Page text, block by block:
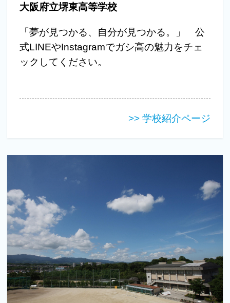
大阪府立堺東高等学校
「夢が見つかる、自分が見つかる。」 公
式LINEやInstagramでガシ高の魅力をチェ
ックしてください。
>> 学校紹介ページ